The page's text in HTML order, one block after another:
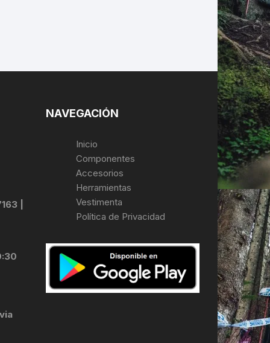
|
NAVEGACIÓN
Inicio
Componentes
Accesorios
Herramientas
Vestimenta
Política de Privacidad